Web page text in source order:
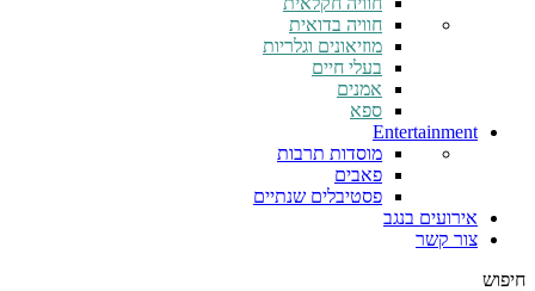
חוויה בדואית
מוזיאונים וגלריות
בעלי חיים
אמנים
ספא
Entertainment
מוסדות תרבות
פאבים
פסטיבלים שנתיים
אירועים בנגב
צור קשר
חיפוש